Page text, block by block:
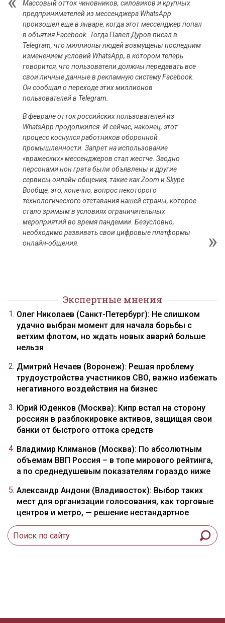
Массовый отток чиновников, силовиков и крупных
предпринимателей из мессенджера WhatsApp
произошел еще в январе, когда этот мессенджер попал
в объятия Facebook. Тогда Павел Дуров писал в
Telegram, что миллионы людей возмущены последним
изменением условий WhatsApp, в котором теперь
говорится, что пользователи должны передавать все
свои личные данные в рекламную систему Facebook.
Он сообщал о переходе этих миллионов
пользователей в Telegram.
В феврале отток российских пользователей из
WhatsApp продолжился. И сейчас, наконец, этот
процесс коснулся работников оборонной
промышленности. Запрет на использование
«вражеских» мессенджеров стал жестче. Заодно
персонами нон грата были объявлены и другие
сервисы онлайн-общения, такие как Zoom и Skype.
Вообще, это, конечно, вопрос некоторого
технологического отставания нашей страны, которое
стало зримым в условиях ограничительных
мероприятий во время пандемии. Безусловно,
необходимо развивать свои цифровые платформы
онлайн-общения.
Экспертные мнения
Олег Николаев (Санкт-Петербург): Не слишком
удачно выбран момент для начала борьбы с
ветхим флотом, но ждать новых аварий больше
нельзя
Дмитрий Нечаев (Воронеж): Решая проблему
трудоустройства участников СВО, важно избежать
негативного воздействия на бизнес
Юрий Юденков (Москва): Кипр встал на сторону
россиян в разблокировке активов, защищая свои
банки от быстрого оттока средств
Владимир Климанов (Москва): По абсолютным
объемам ВВП Россия – в топе мирового рейтинга,
а по среднедушевым показателям гораздо ниже
Александр Андони (Владивосток): Выбор таких
мест для организации голосования, как торговые
центров и метро, — решение нестандартное